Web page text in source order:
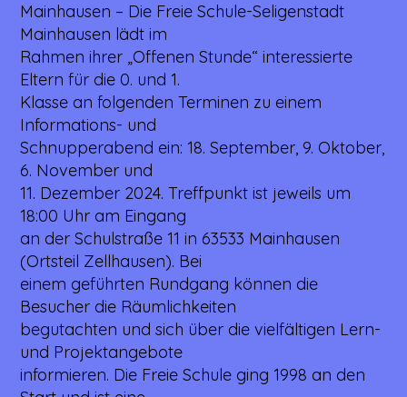
Mainhausen – Die Freie Schule-Seligenstadt
Mainhausen lädt im
Rahmen ihrer „Offenen Stunde“ interessierte
Eltern für die 0. und 1.
Klasse an folgenden Terminen zu einem
Informations- und
Schnupperabend ein: 18. September, 9. Oktober,
6. November und
11. Dezember 2024. Treffpunkt ist jeweils um
18:00 Uhr am Eingang
an der Schulstraße 11 in 63533 Mainhausen
(Ortsteil Zellhausen). Bei
einem geführten Rundgang können die
Besucher die Räumlichkeiten
begutachten und sich über die vielfältigen Lern-
und Projektangebote
informieren. Die Freie Schule ging 1998 an den